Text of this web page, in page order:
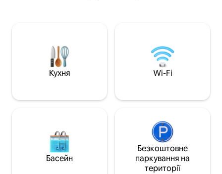
кавоваркою. Крита зона відпочинку на
відкритому повітрі з каміном і
барбекю. Оптоволоконний Інтернет,
смарт-телевізор (Netflix тощо).
поведінкою.
Bridgend
пригод у
Salt & City
відпочинок на
Кухня Wi-Fi
Басейн
Безкоштовне
паркування на
території